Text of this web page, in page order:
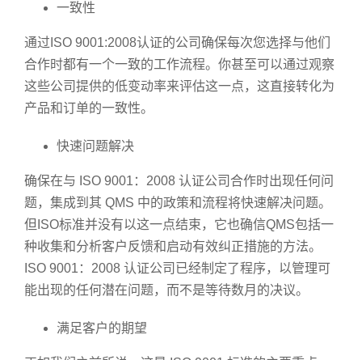
一致性
通过ISO 9001:2008认证的公司确保每次您选择与他们
合作时都有一个一致的工作流程。你甚至可以通过观察
这些公司提供的低变动率来评估这一点，这直接转化为
产品和订单的一致性。
快速问题解决
确保在与 ISO 9001：2008 认证公司合作时出现任何问
题，集成到其 QMS 中的政策和流程将快速解决问题。
但ISO标准并没有以这一点结束，它也确信QMS包括一
种收集和分析客户反馈和启动有效纠正措施的方法。
ISO 9001：2008 认证公司已经制定了程序，以管理可
能出现的任何潜在问题，而不是等待数月的决议。
满足客户的期望